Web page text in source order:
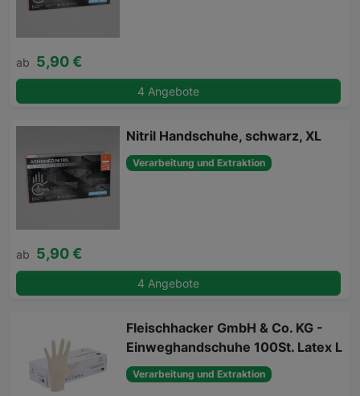
ab 5,90 €
4 Angebote
Nitril Handschuhe, schwarz, XL
Verarbeitung und Extraktion
ab 5,90 €
4 Angebote
Fleischhacker GmbH & Co. KG -
Einweghandschuhe 100St. Latex L
Verarbeitung und Extraktion